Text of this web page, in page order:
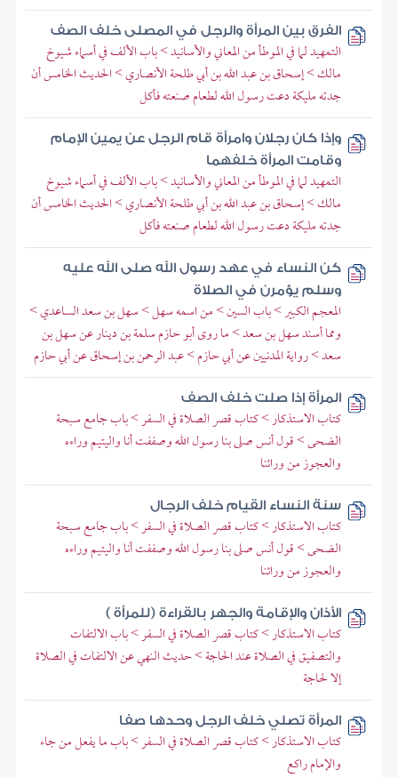
الفرق بين المرأة والرجل في المصلى خلف الصف
التمهيد لما في الموطأ من المعاني والأسانيد > باب الألف في أسماء شيوخ
مالك > إسحاق بن عبد الله بن أبي طلحة الأنصاري > الحديث الخامس أن
جدته مليكة دعت رسول الله لطعام صنعته فأكل
وإذا كان رجلان وامرأة قام الرجل عن يمين الإمام
وقامت المرأة خلفهما
التمهيد لما في الموطأ من المعاني والأسانيد > باب الألف في أسماء شيوخ
مالك > إسحاق بن عبد الله بن أبي طلحة الأنصاري > الحديث الخامس أن
جدته مليكة دعت رسول الله لطعام صنعته فأكل
كن النساء في عهد رسول الله صلى الله عليه
وسلم يؤمرن في الصلاة
المعجم الكبير > باب السين > من اسمه سهل > سهل بن سعد الساعدي >
ومما أسند سهل بن سعد > ما روى أبو حازم سلمة بن دينار عن سهل بن
سعد > رواية المدنيين عن أبي حازم > عبد الرحمن بن إسحاق عن أبي حازم
المرأة إذا صلت خلف الصف
كتاب الاستذكار > كتاب قصر الصلاة في السفر > باب جامع سبحة
الضحى > قول أنس صلى بنا رسول الله وصففت أنا واليتيم وراءه
والعجوز من ورائنا
سنة النساء القيام خلف الرجال
كتاب الاستذكار > كتاب قصر الصلاة في السفر > باب جامع سبحة
الضحى > قول أنس صلى بنا رسول الله وصففت أنا واليتيم وراءه
والعجوز من ورائنا
الأذان والإقامة والجهر بالقراءة (للمرأة )
كتاب الاستذكار > كتاب قصر الصلاة في السفر > باب الالتفات
والتصفيق في الصلاة عند الحاجة > حديث النهي عن الالتفات في الصلاة
إلا لحاجة
المرأة تصلي خلف الرجل وحدها صفا
كتاب الاستذكار > كتاب قصر الصلاة في السفر > باب ما يفعل من جاء
والإمام راكع